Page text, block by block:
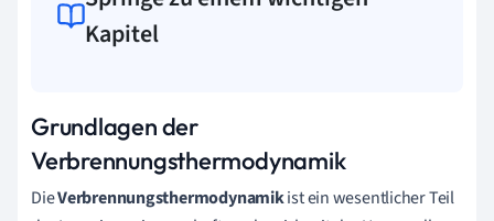
Kapitel
Grundlagen der
Verbrennungsthermodynamik
DieVerbrennungsthermodynamikist ein wesentlicher Teil